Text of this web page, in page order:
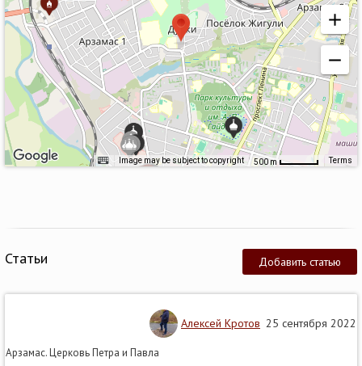
Image may be subject to copyright 500 m Terms
Добавить статью
Статьи
Алексей Кротов 25 сентября 2022
Арзамас. Церковь Петра и Павла